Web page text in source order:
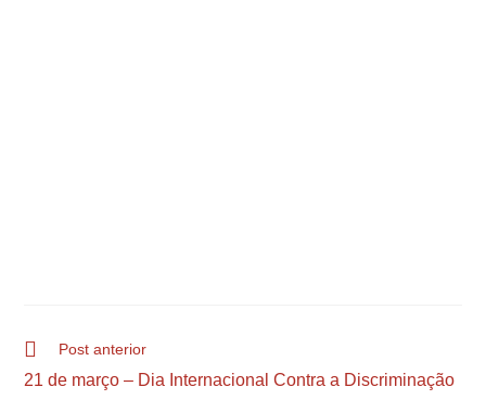
Post anterior
21 de março – Dia Internacional Contra a Discriminação